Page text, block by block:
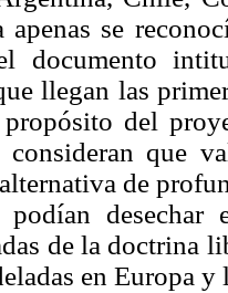
apenas se
documento
llegan las
del
que
de
podían
de la doctrina
en Europa